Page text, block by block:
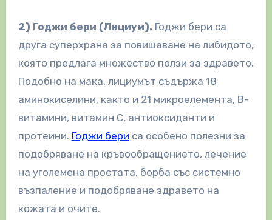
2) Годжи бери (Лициум). Годжи бери са
друга суперхрана за повишаване на либидото,
която предлага множество ползи за здравето.
Подобно на мака, лициумът съдържа 18
аминокиселини, както и 21 микроелемента, В-
витамини, витамин С, антиоксиданти и
протеини. Годжи бери са особено полезни за
подобряване на кръвообращението, лечение
на уголемена простата, борба със системно
възпаление и подобряване здравето на
кожата и очите.